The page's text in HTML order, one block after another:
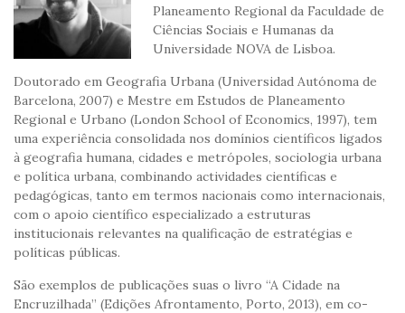
Planeamento Regional da Faculdade de
Ciências Sociais e Humanas da
Universidade NOVA de Lisboa.
Doutorado em Geografia Urbana (Universidad Autónoma de
Barcelona, 2007) e Mestre em Estudos de Planeamento
Regional e Urbano (London School of Economics, 1997), tem
uma experiência consolidada nos domínios científicos ligados
à geografia humana, cidades e metrópoles, sociologia urbana
e política urbana, combinando actividades científicas e
pedagógicas, tanto em termos nacionais como internacionais,
com o apoio científico especializado a estruturas
institucionais relevantes na qualificação de estratégias e
políticas públicas.
São exemplos de publicações suas o livro “A Cidade na
Encruzilhada” (Edições Afrontamento, Porto, 2013), em co-